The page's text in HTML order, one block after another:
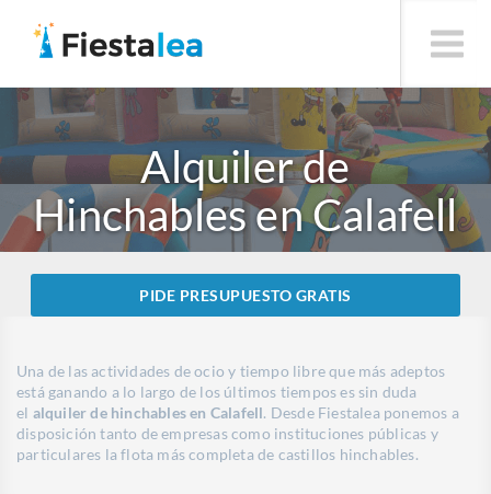
Alquiler de
Hinchables en Calafell
PIDE PRESUPUESTO GRATIS
Una de las actividades de ocio y tiempo libre que más adeptos
está ganando a lo largo de los últimos tiempos es sin duda
el alquiler de hinchables en Calafell. Desde Fiestalea ponemos a
disposición tanto de empresas como instituciones públicas y
particulares la flota más completa de castillos hinchables.